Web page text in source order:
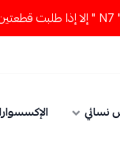
نسائي